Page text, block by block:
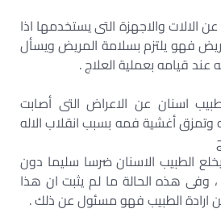
الالات والاجهزة التى يستخدمها اذا
فهو يلتزم بسلامة المريض ويسأل
عند قيامه بعملية العلاج .
اسنان عن الاعراض التى أصابت
وتمزق أغشية فمه بسبب انقلاب الاله
الطبيب الاسنان ضرسا سليما دون
وفى هذه الحالة ما لم يثبت ان هذا
ارادة الطبيب فهو مسئول عن ذلك .